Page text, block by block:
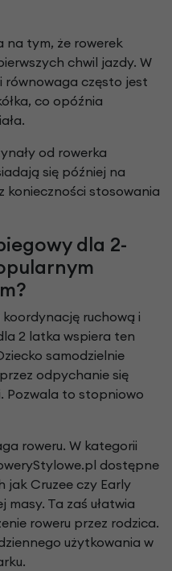
na tym, że rowerek
chwil jazdy. W
równowaga często jest
co opóźnia
od rowerka
się później na
konieczności stosowania
dla 2-
ruchową i
2 latka wspiera ten
samodzielnie
odpychanie się
Pozwala to stopniowo
roweru. W kategorii
dostępne
jak Cruzee czy Early
masy. Ta zaś ułatwia
roweru przez rodzica.
użytkowania w